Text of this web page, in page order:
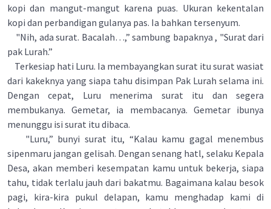
kopi dan mangut-mangut karena puas. Ukuran kekentalan
kopi dan perbandigan gulanya pas. Ia bahkan tersenyum.
"Nih, ada surat. Bacalah…,” sambung bapaknya , "Surat dari
pak Lurah.”
Terkesiap hati Luru. Ia membayangkan surat itu surat wasiat
dari kakeknya yang siapa tahu disimpan Pak Lurah selama ini.
Dengan cepat, Luru menerima surat itu dan segera
membukanya. Gemetar, ia membacanya. Gemetar ibunya
menunggu isi surat itu dibaca.
"Luru,” bunyi surat itu, “Kalau kamu gagal menembus
sipenmaru jangan gelisah. Dengan senang hatl, selaku Kepala
Desa, akan memberi kesempatan kamu untuk bekerja, siapa
tahu, tidak terlalu jauh dari bakatmu. Bagaimana kalau besok
pagi, kira-kira pukul delapan, kamu menghadap kami di